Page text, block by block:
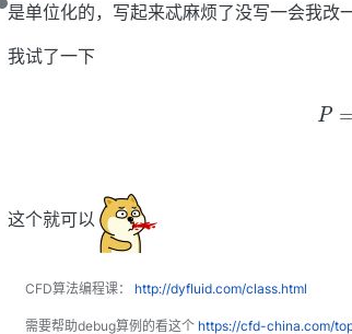
离线
是单位化的，写起来忒麻烦了没写一会我改一
我试了一下
(7)
这个就可以
CFD算法编程课： http://dyfluid.com/class.html
需要帮助debug算例的看这个 https://cfd-china.com/